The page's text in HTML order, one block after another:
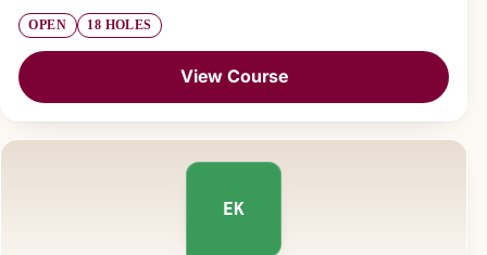
OPEN 18 HOLES
View Course
EK